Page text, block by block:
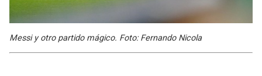
Messi y otro partido mágico. Foto: Fernando Nicola